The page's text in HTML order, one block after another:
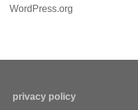
WordPress.org
privacy policy